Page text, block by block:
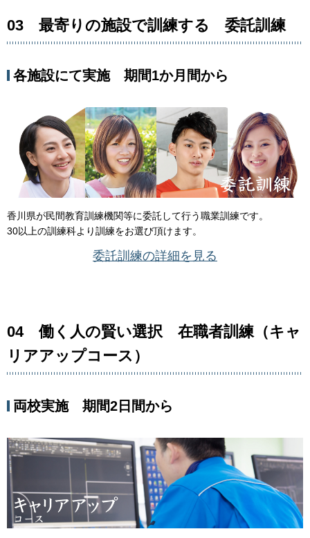
03 最寄りの施設で訓練する 委託訓練
各施設にて実施 期間1か月間から
香川県が民間教育訓練機関等に委託して行う職業訓練です。
30以上の訓練科より訓練をお選び頂けます。
委託訓練の詳細を見る
04 働く人の賢い選択 在職者訓練（キャ
リアアップコース）
両校実施 期間2日間から